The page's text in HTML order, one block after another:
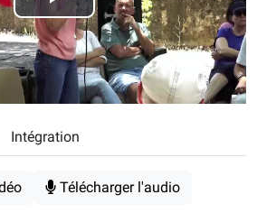
Play
Video
Intégration
Télécharger l'audio